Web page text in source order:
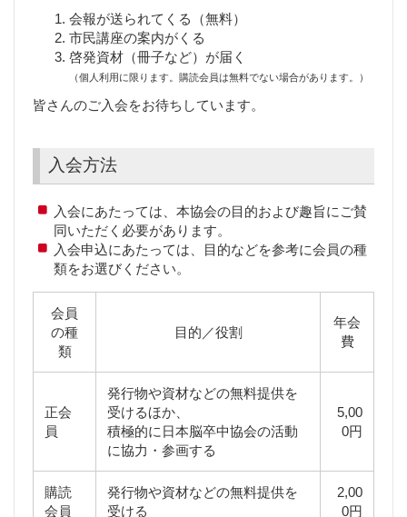
会報が送られてくる（無料）
市民講座の案内がくる
啓発資材（冊子など）が届く
（個人利用に限ります。購読会員は無料でない場合があります。）
皆さんのご入会をお待ちしています。
入会方法
入会にあたっては、本協会の目的および趣旨にご賛
同いただく必要があります。
入会申込にあたっては、目的などを参考に会員の種
類をお選びください。
会員
の種
類
目的／役割
年会
費
正会
員
発行物や資材などの無料提供を
受けるほか、
積極的に日本脳卒中協会の活動
に協力・参画する
5,00
0円
購読
会員
発行物や資材などの無料提供を
受ける
2,00
0円